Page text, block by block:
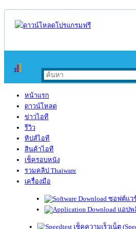
หน้าแรก
ดาวน์โหลด
ข่าวไอที
รีวิว
ทิปส์ไอที
สินค้าไอที
เช็ครอบหนัง
รวมคลิป Thaiware
เครื่องมือ
ซอฟต์แว
แอปพ
เช็คความเร็วเน็ต